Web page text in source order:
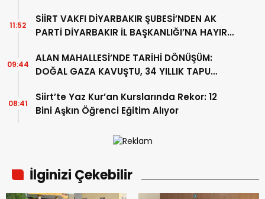
SİİRT VAKFI DİYARBAKIR ŞUBESİ’NDEN AK
PARTİ DİYARBAKIR İL BAŞKANLIĞI’NA HAYIRLI
11:52
ALAN MAHALLESİ’NDE TARİHİ DÖNÜŞÜM:
DOĞAL GAZA KAVUŞTU, 34 YILLIK TAPU
09:44
Siirt’te Yaz Kur’an Kurslarında Rekor: 12
Bini Aşkın Öğrenci Eğitim Alıyor
08:41
İlginizi Çekebilir